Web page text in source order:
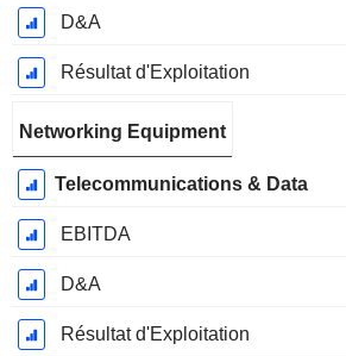
D&A
Résultat d'Exploitation
Networking Equipment
Telecommunications & Data
EBITDA
D&A
Résultat d'Exploitation